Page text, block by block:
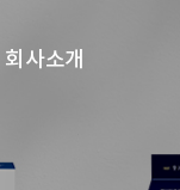
회사소개